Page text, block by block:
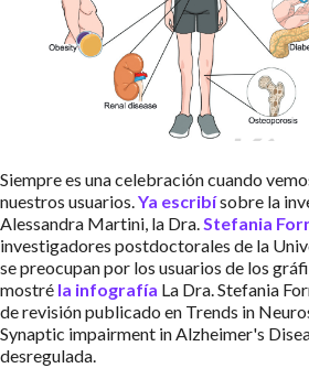
Siempre es una celebración cuando
nuestros usuarios.Ya escribísobre la
Alessandra Martini, la Dra.Stefania
investigadores postdoctorales de la
se preocupan por los usuarios de los
mostré la infografía La Dra. Stefania
de revisión publicado en Trends in
Synaptic impairment in Alzheimer's
desregulada.